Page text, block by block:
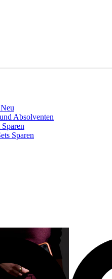
Neu
Absolventen
Sparen
Sparen